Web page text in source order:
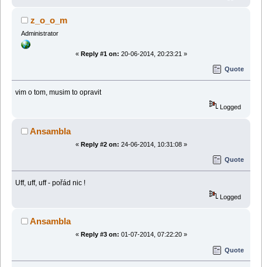
z_o_o_m
Administrator
« Reply #1 on: 20-06-2014, 20:23:21 »
Quote
vim o tom, musim to opravit
Logged
Ansambla
« Reply #2 on: 24-06-2014, 10:31:08 »
Quote
Uff, uff, uff - pořád nic !
Logged
Ansambla
« Reply #3 on: 01-07-2014, 07:22:20 »
Quote